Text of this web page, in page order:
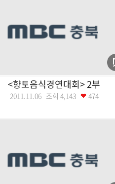
<향토음식경연대회> 2부
2011.11.06 조회 4,143 474